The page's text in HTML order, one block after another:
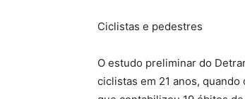
Ciclistas e pedestres
O estudo preliminar do
ciclistas em 21 anos,